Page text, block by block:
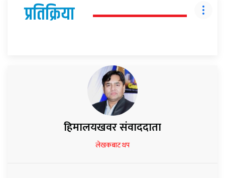
प्रतिक्रिया
हिमालयखवर संवाददाता
लेखकबाट थप